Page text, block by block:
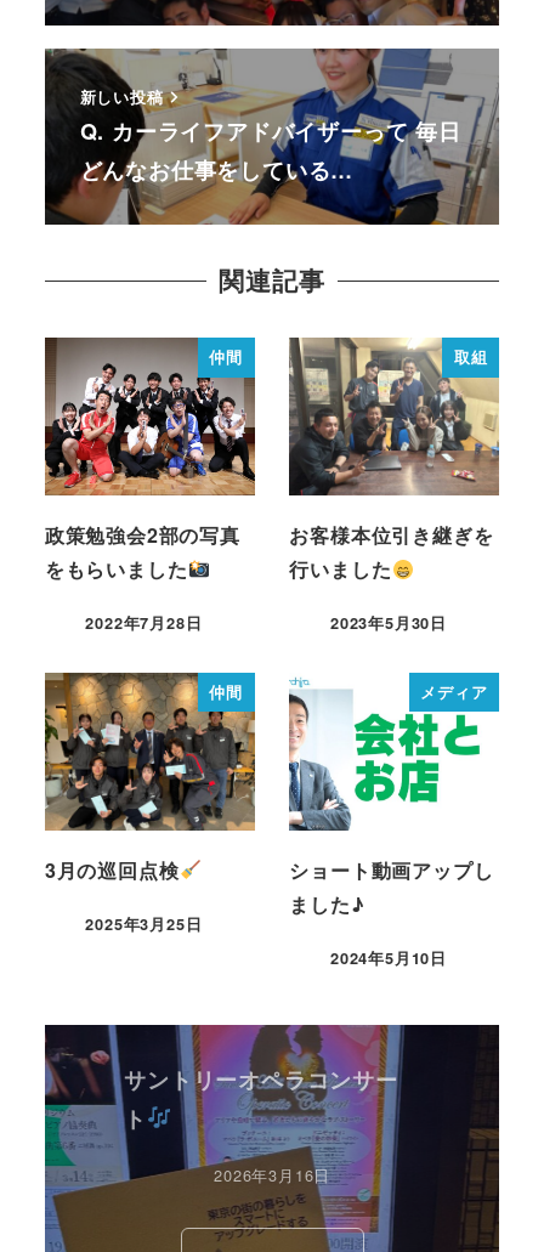
新しい投稿
Q. カーライフアドバイザーって 毎日
どんなお仕事をしている…
関連記事
仲間
政策勉強会2部の写真
をもらいました
2022年7月28日
取組
お客様本位引き継ぎを
行いました
2023年5月30日
仲間
3月の巡回点検
2025年3月25日
メディア
ショート動画アップし
ました♪
2024年5月10日
サントリーオペラコンサー
ト
2026年3月16日